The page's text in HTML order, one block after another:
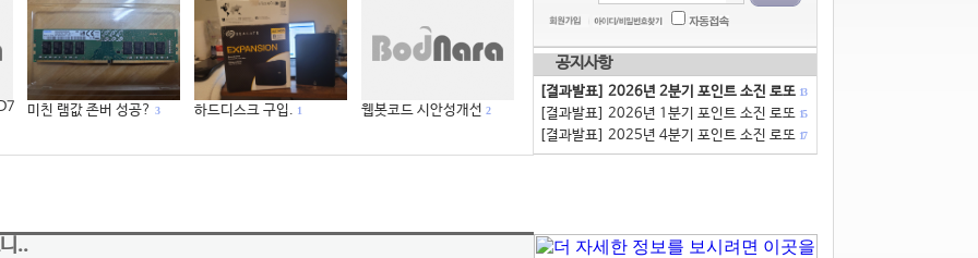
미친 램값 존버 성공? 3 하드디스크 구입. 1 웹봇코드 시안성개선 2
공지사항
[결과발표] 2026년 2분기 포인트 소진 로또 13
[결과발표] 2026년 1분기 포인트 소진 로또 15
[결과발표] 2025년 4분기 포인트 소진 로또 17
..